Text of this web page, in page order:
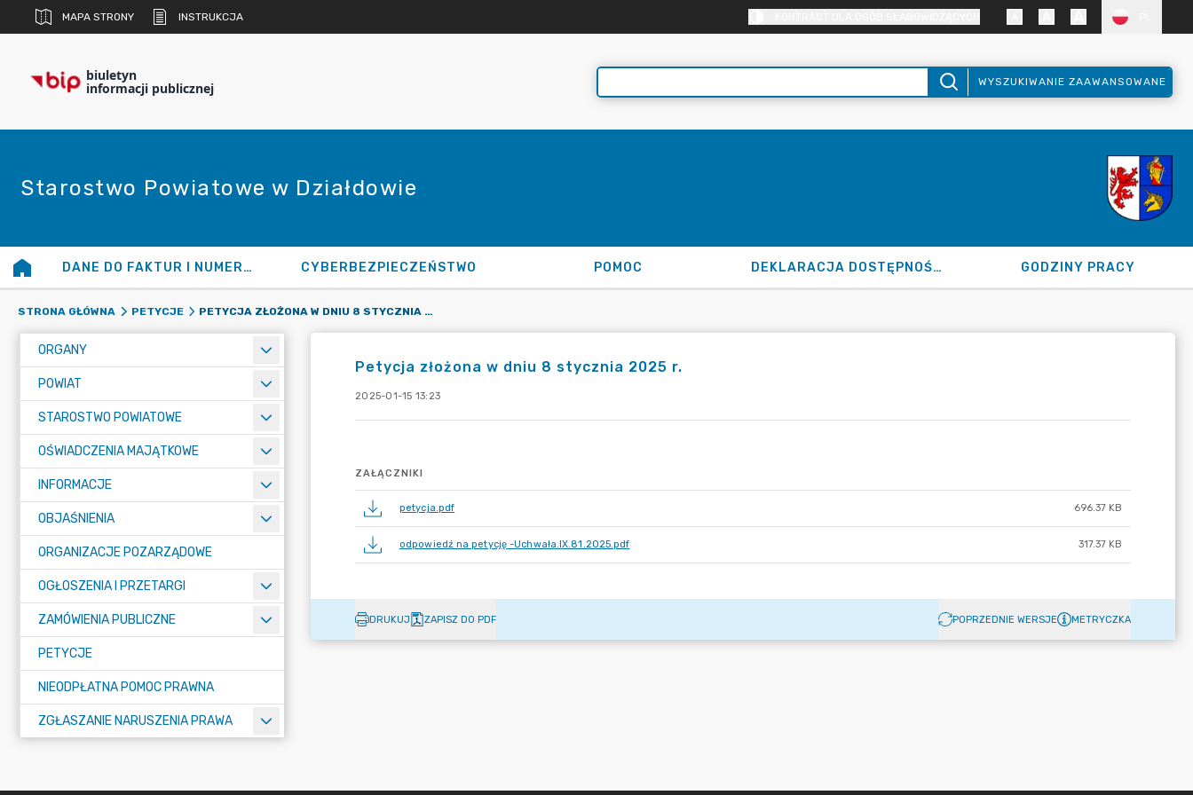
MAPA STRONY INSTRUKCJA
biuletyn
informacji publicznej WYSZUKIWANIE ZAAWANSOWANE
Starostwo Powiatowe w Działdowie
DANE DO FAKTUR I NUMERY KONT CYBERBEZPIECZEŃSTWO POMOC DEKLARACJA DOSTĘPNOŚCI GODZINY PRACY
STRONA GŁÓWNA PETYCJE PETYCJA ZŁOŻONA W DNIU 8 STYCZNIA 2025 R.
ORGANY
POWIAT
STAROSTWO POWIATOWE
OŚWIADCZENIA MAJĄTKOWE
INFORMACJE
OBJAŚNIENIA
ORGANIZACJE POZARZĄDOWE
OGŁOSZENIA I PRZETARGI
ZAMÓWIENIA PUBLICZNE
PETYCJE
NIEODPŁATNA POMOC PRAWNA
ZGŁASZANIE NARUSZENIA PRAWA
Petycja złożona w dniu 8 stycznia 2025 r.
2025-01-15 13:23
ZAŁĄCZNIKI
petycja.pdf 696.37 KB
odpowiedź na petycję -Uchwała.IX.81.2025.pdf 317.37 KB
DRUKUJ ZAPISZ DO PDF POPRZEDNIE WERSJE METRYCZKA